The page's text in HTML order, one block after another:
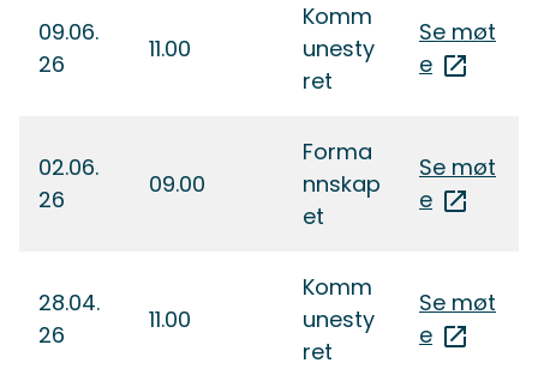
09.06.
26
11.00
Komm
unesty
ret
Se møt
e
02.06.
26
09.00
Forma
nnskap
et
Se møt
e
28.04.
26
11.00
Komm
unesty
ret
Se møt
e